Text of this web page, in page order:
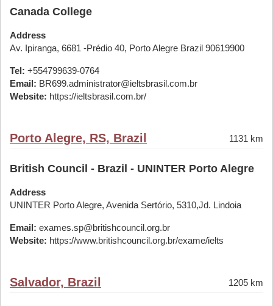
Canada College
Address
Av. Ipiranga, 6681 -Prédio 40, Porto Alegre Brazil 90619900
Tel: +554799639-0764
Email: BR699.administrator@ieltsbrasil.com.br
Website: https://ieltsbrasil.com.br/
Porto Alegre, RS, Brazil 1131 km
British Council - Brazil - UNINTER Porto Alegre
Address
UNINTER Porto Alegre, Avenida Sertório, 5310,Jd. Lindoia
Email: exames.sp@britishcouncil.org.br
Website: https://www.britishcouncil.org.br/exame/ielts
Salvador, Brazil 1205 km